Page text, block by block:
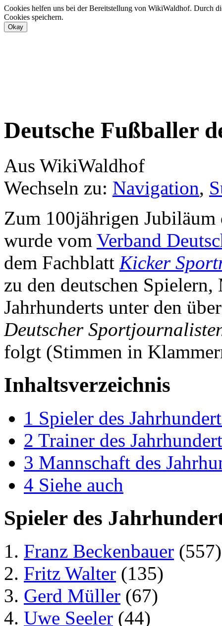
Cookies helfen uns bei der Bereitstellung von WikiWaldhof. Durch
Cookies speichern.
Deutsche Fußballer
Aus WikiWaldhof
Wechseln zu: Navigation,
Zum 100jährigen Jubiläum
wurde vom Verband
dem Fachblatt Kicker
zu den deutschen
Jahrhunderts unter den
Deutscher
folgt (Stimmen in
Inhaltsverzeichnis
1 Spieler des
2 Trainer des
3 Mannschaft des
4 Siehe auch
Spieler des
Franz Beckenbauer (557)
Fritz Walter (135)
Gerd Müller (67)
Uwe Seeler (44)